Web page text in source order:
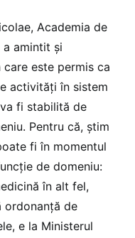
Academia de
a amintit și
este permis ca
activități în sistem
fi stabilită de
Pentru că, știm
fi în momentul
de domeniu:
în alt fel,
ordonanță de
e la Ministerul